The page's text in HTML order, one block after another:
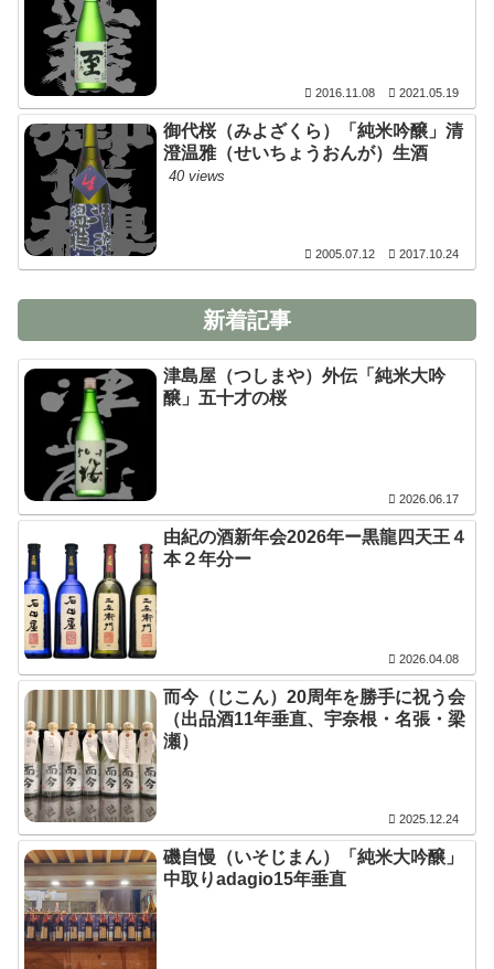
2016.11.08 2021.05.19
御代桜（みよざくら）「純米吟醸」清
澄温雅（せいちょうおんが）生酒
40 views
2005.07.12 2017.10.24
新着記事
津島屋（つしまや）外伝「純米大吟
醸」五十才の桜
2026.06.17
由紀の酒新年会2026年ー黒龍四天王４
本２年分ー
2026.04.08
而今（じこん）20周年を勝手に祝う会
（出品酒11年垂直、宇奈根・名張・梁
瀬）
2025.12.24
磯自慢（いそじまん）「純米大吟醸」
中取りadagio15年垂直